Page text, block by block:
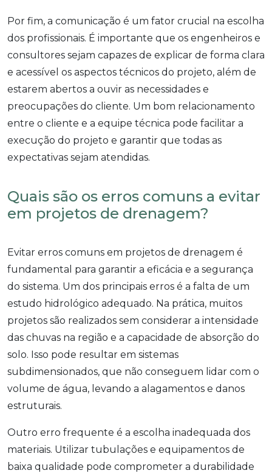
Por fim, a comunicação é um fator crucial na escolha
dos profissionais. É importante que os engenheiros e
consultores sejam capazes de explicar de forma clara
e acessível os aspectos técnicos do projeto, além de
estarem abertos a ouvir as necessidades e
preocupações do cliente. Um bom relacionamento
entre o cliente e a equipe técnica pode facilitar a
execução do projeto e garantir que todas as
expectativas sejam atendidas.
Quais são os erros comuns a evitar
em projetos de drenagem?
Evitar erros comuns em projetos de drenagem é
fundamental para garantir a eficácia e a segurança
do sistema. Um dos principais erros é a falta de um
estudo hidrológico adequado. Na prática, muitos
projetos são realizados sem considerar a intensidade
das chuvas na região e a capacidade de absorção do
solo. Isso pode resultar em sistemas
subdimensionados, que não conseguem lidar com o
volume de água, levando a alagamentos e danos
estruturais.
Outro erro frequente é a escolha inadequada dos
materiais. Utilizar tubulações e equipamentos de
baixa qualidade pode comprometer a durabilidade